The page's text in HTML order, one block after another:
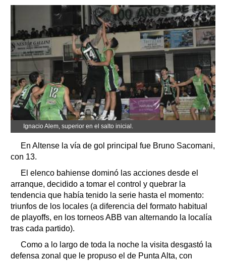
Ignacio Alem, superior en el salto inicial.
En Altense la vía de gol principal fue Bruno Sacomani,
con 13.
El elenco bahiense dominó las acciones desde el
arranque, decidido a tomar el control y quebrar la
tendencia que había tenido la serie hasta el momento:
triunfos de los locales (a diferencia del formato habitual
de playoffs, en los torneos ABB van alternando la localía
tras cada partido).
Como a lo largo de toda la noche la visita desgastó la
defensa zonal que le propuso el de Punta Alta, con